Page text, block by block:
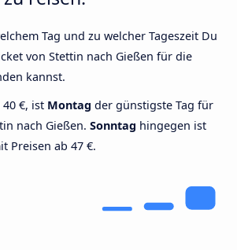
Tag und zu welcher Tageszeit Du
von Stettin nach Gießen für die
kannst.
€, ist Montag der günstigste Tag für
nach Gießen. Sonntag hingegen ist
Preisen ab 47 €.